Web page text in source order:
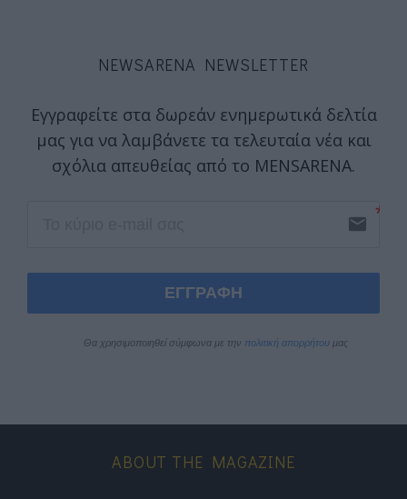
NEWSARENA NEWSLETTER
Εγγραφείτε στα δωρεάν ενημερωτικά δελτία
μας για να λαμβάνετε τα τελευταία νέα και
σχόλια απευθείας από το MENSARENA.
email
ΕΓΓΡΑΦΗ
Θα χρησιμοποιηθεί σύμφωνα με την πολιτική απορρήτου μας
ABOUT THE MAGAZINE